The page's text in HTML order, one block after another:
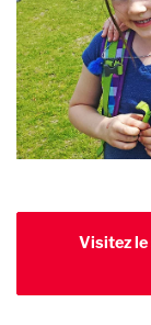
Visitez le